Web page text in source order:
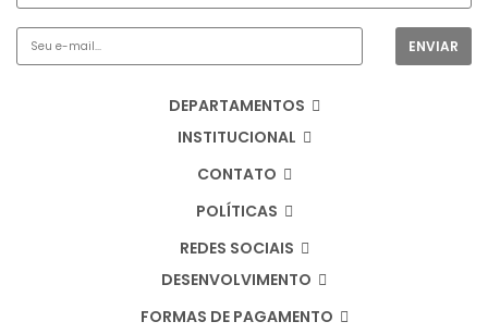
DEPARTAMENTOS
INSTITUCIONAL
CONTATO
POLÍTICAS
REDES SOCIAIS
DESENVOLVIMENTO
FORMAS DE PAGAMENTO